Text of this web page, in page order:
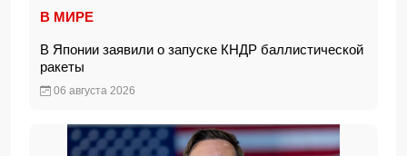
В МИРЕ
В Японии заявили о запуске КНДР баллистической
ракеты
06 августа 2026